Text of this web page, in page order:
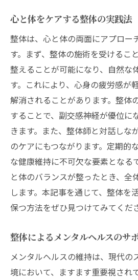
心と体をケアする整体の実践法
整体は、心と体の両面にアプロー
す。まず、整体の施術を受けるこ
整えることが可能になり、自然な
す。これにより、心身の疲労感が
解消されることがあります。整体
することで、副交感神経が優位に
きます。また、整体師と対話しな
のケアにもつながります。定期的
な健康維持に不可欠な要素となる
と体のバランスが整ったとき、全
します。本記事を通じて、整体を
保つ方法をぜひ見つけてみてくだ
整体によるメンタルヘルスのサ
メンタルヘルスの維持は、現代の
境において、ますます重要視され